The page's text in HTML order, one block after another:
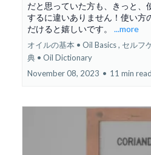
だと思っていた方も、きっと、
するに違いありません！使い方
だけると嬉しいです。 ...more
オイルの基本 • Oil Basics , セルフ
典 • Oil Dictionary
November 08, 2023 • 11 min read